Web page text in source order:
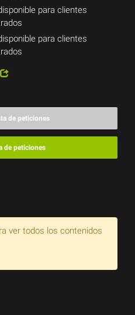
para clientes
para clientes
de peticiones
de peticiones
ver todos los contenidos